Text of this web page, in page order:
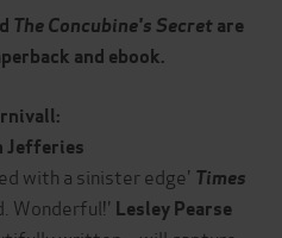
The Concubine's Secretare
and ebook.
Jefferies
with a sinister edge' Times
Wonderful!' Lesley Pearse